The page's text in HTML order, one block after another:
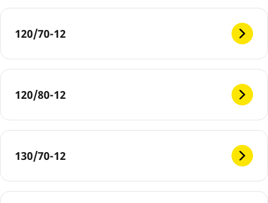
120/70-12
120/80-12
130/70-12